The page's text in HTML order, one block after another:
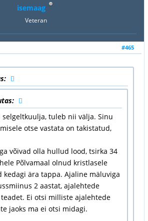
isemaag
Veteran
#465
selgeltkuulja, tuleb nii välja. Sinu
otse vastata on takistatud,
võivad olla hullud lood, tsirka 34
Põlvamaal olnud kristlasele
kedagi ära tappa. Ajaline mäluviga
2 aastat, ajalehtede
Ei otsi milliste ajalehtede
jaoks ma ei otsi midagi.